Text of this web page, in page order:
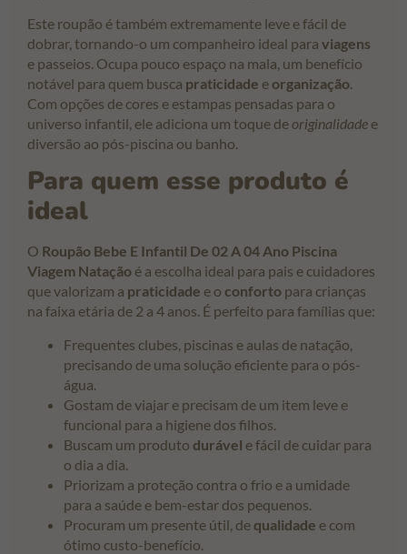
Este roupão é também extremamente leve e fácil de
dobrar, tornando-o um companheiro ideal para viagens
e passeios. Ocupa pouco espaço na mala, um benefício
notável para quem busca praticidade eorganização
Com opções de cores e estampas pensadas para o
universo infantil, ele adiciona um toque deoriginalidade e
diversão ao pós-piscina ou banho.
Para quem esse produto é
ideal
O Roupão Bebe E Infantil De 02 A 04 Ano Piscina
Viagem Natação é a escolha ideal para pais e cuidadores
que valorizam a praticidade e o conforto para crianças
na faixa etária de 2 a 4 anos. É perfeito para famílias que:
Frequentes clubes, piscinas e aulas de natação,
precisando de uma solução eficiente para o pós-
água.
Gostam de viajar e precisam de um item leve e
funcional para a higiene dos filhos.
Buscam um produto durável e fácil de cuidar para
o dia a dia.
Priorizam a proteção contra o frio e a umidade
para a saúde e bem-estar dos pequenos.
Procuram um presente útil, dequalidade e com
ótimo custo-benefício.